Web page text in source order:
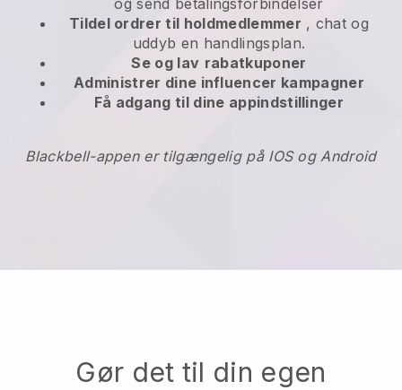
og send betalingsforbindelser
Tildel ordrer til holdmedlemmer , chat og
uddyb en handlingsplan.
Se og lav rabatkuponer
Administrer dine influencer kampagner
Få adgang til dine appindstillinger
Blackbell-appen er tilgængelig på IOS og Android
Gør det til din egen